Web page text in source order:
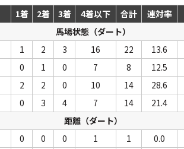
1着 2着 3着 4着以下 合計 連対率
馬場状態（ダート）
1 2 3 16 22 13.6
0 1 0 7 8 12.5
2 2 0 10 14 28.6
0 3 4 7 14 21.4
距離（ダート）
0 0 0 1 1 0.0